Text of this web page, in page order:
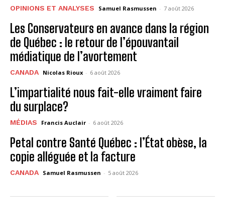
OPINIONS ET ANALYSES Samuel Rasmussen - 7 août 2026
Les Conservateurs en avance dans la région
de Québec : le retour de l’épouvantail
médiatique de l’avortement
CANADA Nicolas Rioux - 6 août 2026
L’impartialité nous fait-elle vraiment faire
du surplace?
MÉDIAS Francis Auclair - 6 août 2026
Petal contre Santé Québec : l’État obèse, la
copie alléguée et la facture
CANADA Samuel Rasmussen - 5 août 2026